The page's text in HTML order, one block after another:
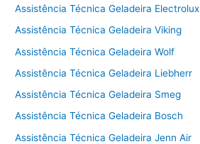
Assistência Técnica Geladeira Electrolux
Assistência Técnica Geladeira Viking
Assistência Técnica Geladeira Wolf
Assistência Técnica Geladeira Liebherr
Assistência Técnica Geladeira Smeg
Assistência Técnica Geladeira Bosch
Assistência Técnica Geladeira Jenn Air